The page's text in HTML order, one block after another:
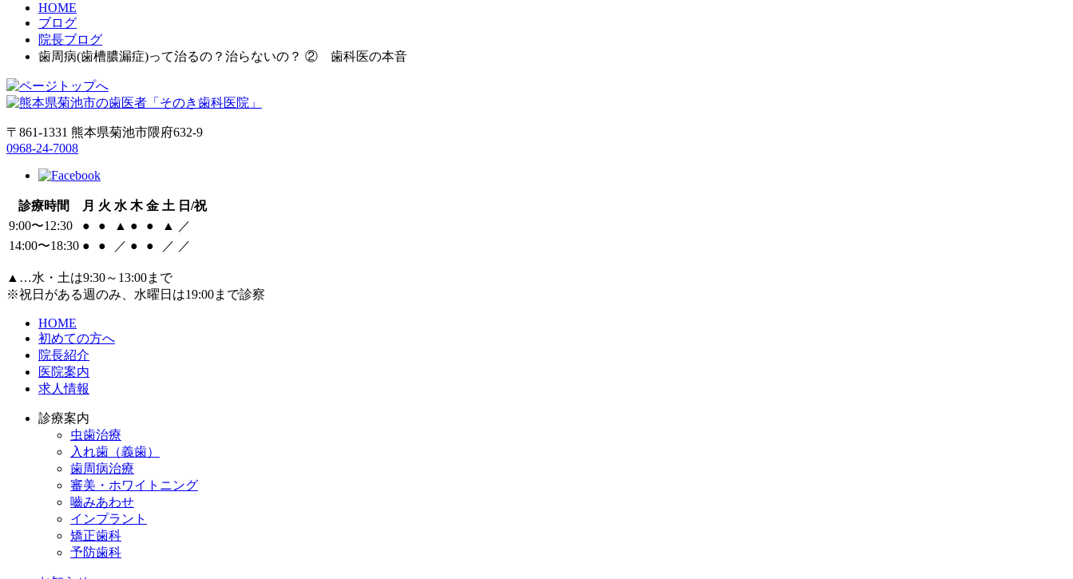
HOME
ブログ
院長ブログ
歯周病(歯槽膿漏症)って治るの？治らないの？ ② 歯科医の本音
〒861-1331 熊本県菊池市隈府632-9
0968-24-7008
診療時間 月 火 水 木 金 土 日/祝
9:00〜12:30
● ● ▲ ● ● ▲
／
14:00〜18:30 ● ● ／ ● ● ／ ／
▲ …水・土は9:30～13:00まで
※祝日がある週のみ、水曜日は19:00まで診察
HOME
初めての方へ
院長紹介
医院案内
求人情報
診療案内
虫歯治療
入れ歯（義歯）
歯周病治療
審美・ホワイトニング
嚙みあわせ
インプラント
矯正歯科
予防歯科